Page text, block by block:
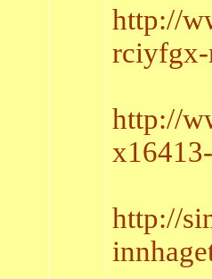
http://
rciyfgx-
http://
http://